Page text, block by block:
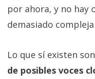
por ahora, y no hay
demasiado
Lo que sí existen son
de posibles voces